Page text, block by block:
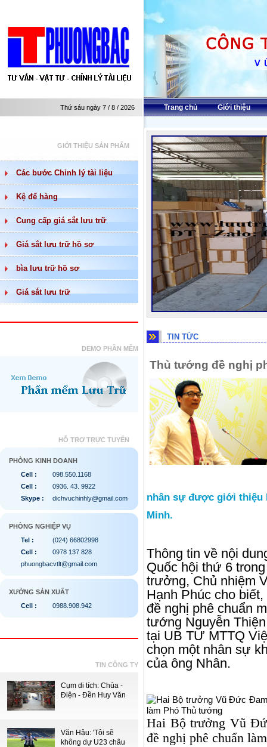
Thứ sáu ngày 7 / 8 / 2026 Trang chủ Giới thiệu
GIỚI THIỆU SẢN PHẨM
Các bước Chỉnh lý tài liệu
Kệ để hàng
Cung cấp giá sắt lưu trữ
Giá sắt lưu trữ hồ sơ
bìa lưu trữ hồ sơ
Giá sắt lưu trữ
DEMO PHẦN MỀM
HỖ TRỢ TRỰC TUYẾN
PHÒNG KINH DOANH
Cell :
098.550.1168
Cell :
0936. 43. 9922
Skype :
dichvuchinhly@gmail.com
PHÒNG NGHIỆP VỤ
Tel :
(024) 66802998
Cell :
0978 137 828
phuongbacvtlt@gmail.com
XƯỞNG SẢN XUẤT
Cell :
0988.908.942
TIN CÔNG TY
Cụm di tích: Chùa -
Điện - Đền Huy Văn
Văn Hậu: 'Tôi sẽ
không dự U23 châu
TIN TỨC
Thủ tướng đề nghị
nhân sự được giới thiệu
Minh.
Thông tin về nội
Quốc hội thứ 6
trưởng, Chủ nhiệm
Hạnh Phúc cho
đề nghị phê chuẩn
tướng Nguyễn
tại UB TƯ MTTQ
chọn một nhân sự
của ông Nhân.
Hai Bộ trưởng Vũ
đề nghị phê chuẩn